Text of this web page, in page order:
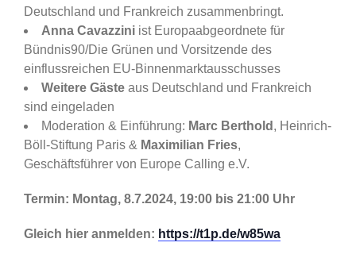
Deutschland und Frankreich zusammenbringt.
Anna Cavazziniist Europaabgeordnete für
Bündnis90/Die Grünen und Vorsitzende des
einflussreichen EU-Binnenmarktausschusses
Weitere Gästeaus Deutschland und Frankreich
sind eingeladen
Moderation & Einführung: Marc Berthold , Heinrich-
Böll-Stiftung Paris & Maximilian Fries,
Geschäftsführer von Europe Calling e.V.
Termin: Montag, 8.7.2024, 19:00 bis 21:00 Uhr
Gleich hier anmelden: https://t1p.de/w85wa